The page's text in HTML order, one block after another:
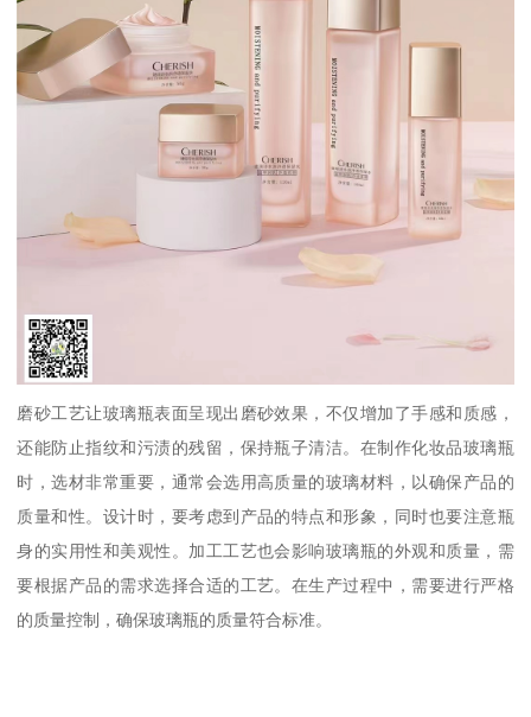
磨砂工艺让玻璃瓶表面呈现出磨砂效果，不仅增加了手感和质感，
还能防止指纹和污渍的残留，保持瓶子清洁。在制作化妆品玻璃瓶
时，选材非常重要，通常会选用高质量的玻璃材料，以确保产品的
质量和性。设计时，要考虑到产品的特点和形象，同时也要注意瓶
身的实用性和美观性。加工工艺也会影响玻璃瓶的外观和质量，需
要根据产品的需求选择合适的工艺。在生产过程中，需要进行严格
的质量控制，确保玻璃瓶的质量符合标准。